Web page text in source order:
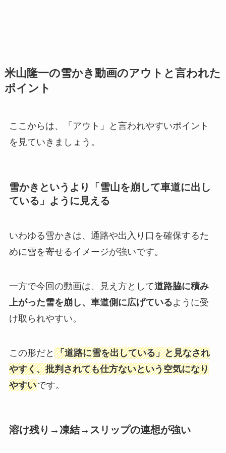
米山隆一の雪かき動画のアウトと言われた
ポイント
ここからは、「アウト」と言われやすいポイント
を見ていきましょう。
雪かきというより「雪山を崩して車道に出し
ている」ように見える
いわゆる雪かきは、通路や出入り口を確保するた
めに雪を寄せるイメージが強いです。
一方で今回の動画は、見え方として道路脇に積み
上がった雪を崩し、車道側に広げているように受
け取られやすい。
この形だと 「道路に雪を出している」と見なされ
やすく、批判されても仕方ないという空気になり
やすいです。
溶け残り→凍結→スリップの連想が強い